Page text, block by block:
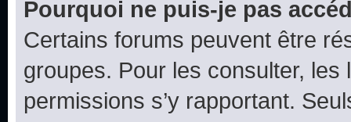
Pourquoi ne puis-je pas
Certains forums peuvent être
groupes. Pour les consulter,
permissions s’y rapportant.